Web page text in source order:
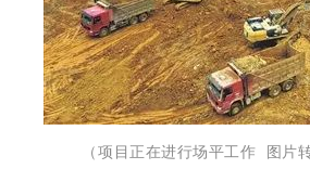
（项目正在进行场平工作 图片